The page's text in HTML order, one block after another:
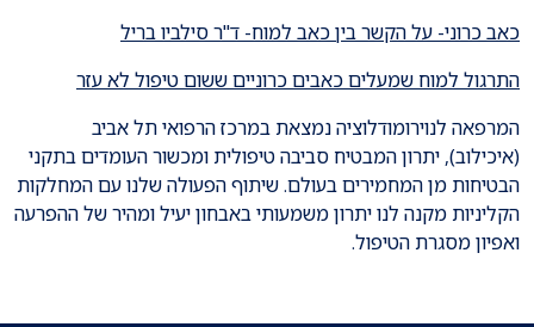
כאב כרוני- על הקשר בין כאב למוח- ד"ר סילביו בריל
התרגול למוח שמעלים כאבים כרוניים ששום טיפול לא עזר
המרפאה לנוירומודלוציה נמצאת במרכז הרפואי תל אביב
(איכילוב), יתרון המבטיח סביבה טיפולית ומכשור העומדים בתקני
הבטיחות מן המחמירים בעולם. שיתוף הפעולה שלנו עם המחלקות
הקליניות מקנה לנו יתרון משמעותי באבחון יעיל ומהיר של ההפרעה
ואפיון מסגרת הטיפול.